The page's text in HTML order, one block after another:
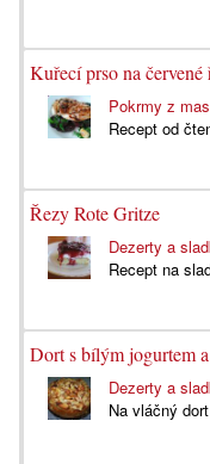
Kuřecí prso na červené
Pokrmy z
Recept od
Řezy Rote Gritze
Dezerty a
Recept na
Dort s bílým jogurtem
Dezerty a
Na vláčný